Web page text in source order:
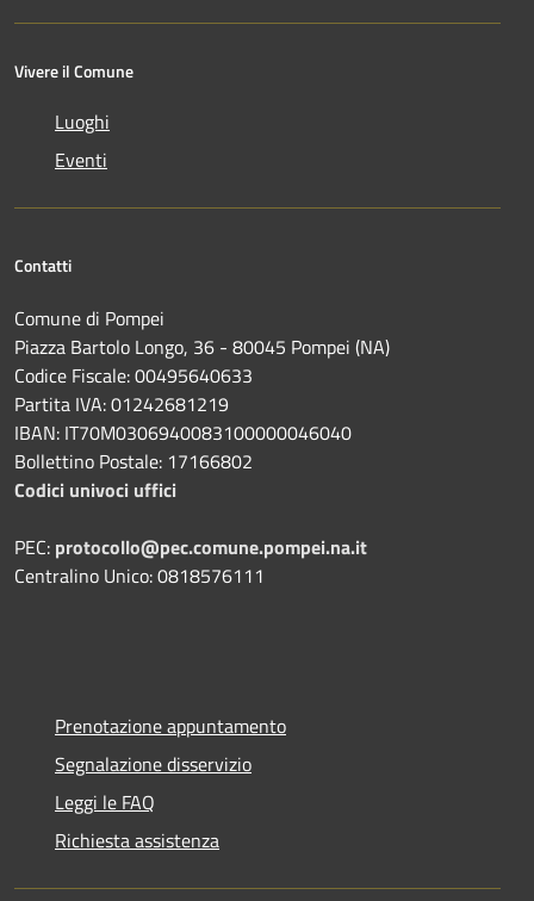
Vivere il Comune
Luoghi
Eventi
Contatti
Comune di Pompei
Piazza Bartolo Longo, 36 - 80045 Pompei (NA)
Codice Fiscale: 00495640633
Partita IVA: 01242681219
IBAN: IT70M0306940083100000046040
Bollettino Postale: 17166802
Codici univoci uffici
PEC: protocollo@pec.comune.pompei.na.it
Centralino Unico: 0818576111
Prenotazione appuntamento
Segnalazione disservizio
Leggi le FAQ
Richiesta assistenza